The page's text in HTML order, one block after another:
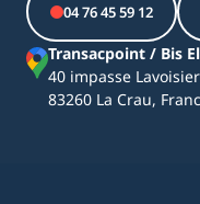
04 76 45 59 12
Transacpoint / Bis
40 impasse Lavoisier
83260 La Crau,